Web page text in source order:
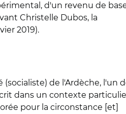
d'un revenu de
Christelle Dubos, la
2019).
de l'Ardèche, l'un
dans un contexte
pour la circonstance [et]